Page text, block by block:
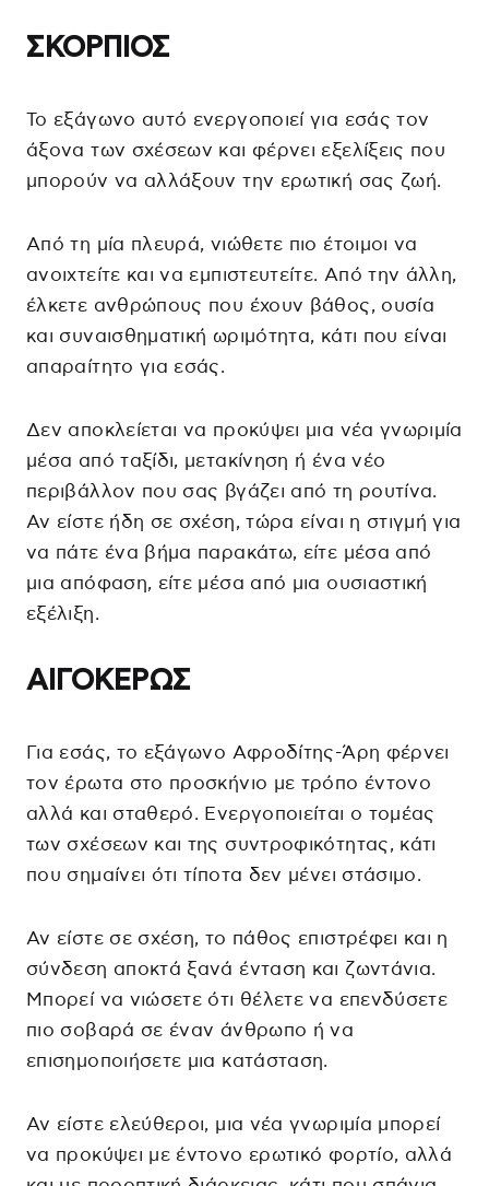
ΣΚΟΡΠΙΟΣ
Το εξάγωνο αυτό ενεργοποιεί για εσάς τον
άξονα των σχέσεων και φέρνει εξελίξεις που
μπορούν να αλλάξουν την ερωτική σας ζωή.
Από τη μία πλευρά, νιώθετε πιο έτοιμοι να
ανοιχτείτε και να εμπιστευτείτε. Από την άλλη,
έλκετε ανθρώπους που έχουν βάθος, ουσία
και συναισθηματική ωριμότητα, κάτι που είναι
απαραίτητο για εσάς.
Δεν αποκλείεται να προκύψει μια νέα γνωριμία
μέσα από ταξίδι, μετακίνηση ή ένα νέο
περιβάλλον που σας βγάζει από τη ρουτίνα.
Αν είστε ήδη σε σχέση, τώρα είναι η στιγμή για
να πάτε ένα βήμα παρακάτω, είτε μέσα από
μια απόφαση, είτε μέσα από μια ουσιαστική
εξέλιξη.
ΑΙΓΟΚΕΡΩΣ
Για εσάς, το εξάγωνο Αφροδίτης-Άρη φέρνει
τον έρωτα στο προσκήνιο με τρόπο έντονο
αλλά και σταθερό. Ενεργοποιείται ο τομέας
των σχέσεων και της συντροφικότητας, κάτι
που σημαίνει ότι τίποτα δεν μένει στάσιμο.
Αν είστε σε σχέση, το πάθος επιστρέφει και η
σύνδεση αποκτά ξανά ένταση και ζωντάνια.
Μπορεί να νιώσετε ότι θέλετε να επενδύσετε
πιο σοβαρά σε έναν άνθρωπο ή να
επισημοποιήσετε μια κατάσταση.
Αν είστε ελεύθεροι, μια νέα γνωριμία μπορεί
να προκύψει με έντονο ερωτικό φορτίο, αλλά